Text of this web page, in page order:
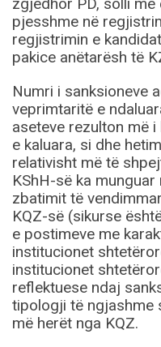
pjesshme në
regjistrimin e
pakice anëtarësh të
Numri i sanksioneve
veprimtaritë e
aseteve rezulton më
e kaluara, si dhe
relativisht më të
KShH-së ka
zbatimit të
KQZ-së (sikurse
e postimeve me
institucionet
institucionet
reflektuese ndaj
tipologji të ngjashme
më herët nga KQZ.